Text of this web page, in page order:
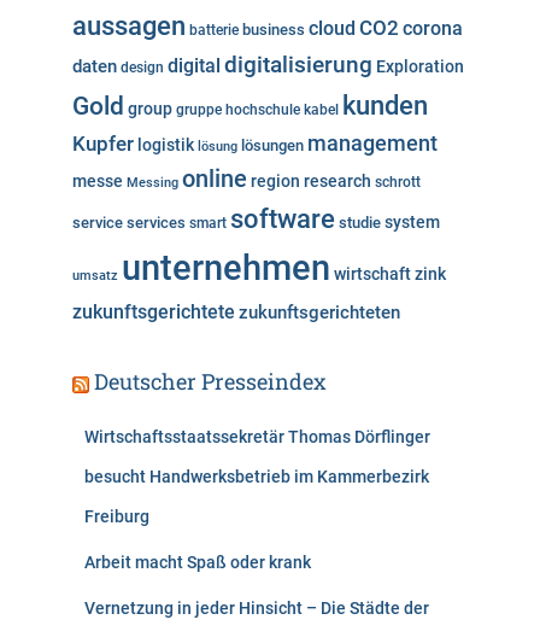
i
n
aussagen batterie business cloud CO2 corona
daten design digital digitalisierung Exploration
Gold group gruppe hochschule kabel kunden
Kupfer logistik lösung lösungen management
messe Messing online region research schrott
service services smart software studie system
umsatz unternehmen wirtschaftzink
zukunftsgerichtete zukunftsgerichteten
Deutscher Presseindex
Wirtschaftsstaatssekretär Thomas Dörflinger
besucht Handwerksbetrieb im Kammerbezirk
Freiburg
Arbeit macht Spaß oder krank
Vernetzung in jeder Hinsicht – Die Städte der